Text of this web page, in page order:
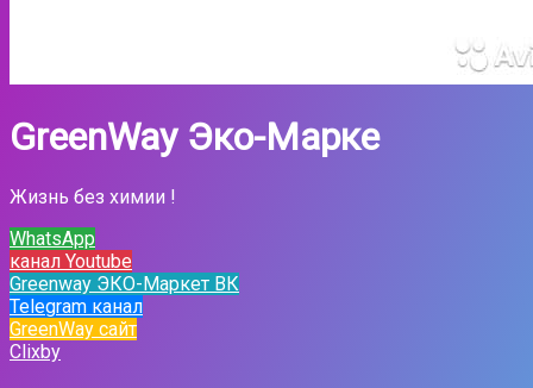
GreenWay Эко-Марке
Жизнь без химии !
WhatsApp
канал Youtube
Greenway ЭКО-Маркет ВК
Telegram канал
GreenWay сайт
Clixby